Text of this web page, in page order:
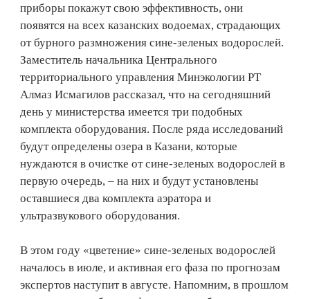
приборы покажут свою эффективность, они
появятся на всех казанских водоемах, страдающих
от бурного размножения сине-зеленых водорослей.
Заместитель начальника Центрального
территориального управления Минэкологии РТ
Алмаз Исмагилов рассказал, что на сегодняшний
день у министерства имеется три подобных
комплекта оборудования. После ряда исследований
будут определены озера в Казани, которые
нуждаются в очистке от сине-зеленых водорослей в
первую очередь, – на них и будут установлены
оставшиеся два комплекта аэратора и
ультразвукового оборудования.
В этом году «цветение» сине-зеленых водорослей
началось в июле, и активная его фаза по прогнозам
экспертов наступит в августе. Напомним, в прошлом